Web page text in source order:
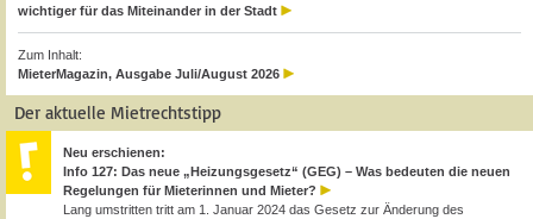
wichtiger für das Miteinander in der Stadt
Zum Inhalt:
MieterMagazin, Ausgabe Juli/August 2026
Der aktuelle Mietrechtstipp
Neu erschienen:
Info 127: Das neue „Heizungsgesetz“ (GEG) – Was bedeuten die neuen
Regelungen für Mieterinnen und Mieter?
Lang umstritten tritt am 1. Januar 2024 das Gesetz zur Änderung des